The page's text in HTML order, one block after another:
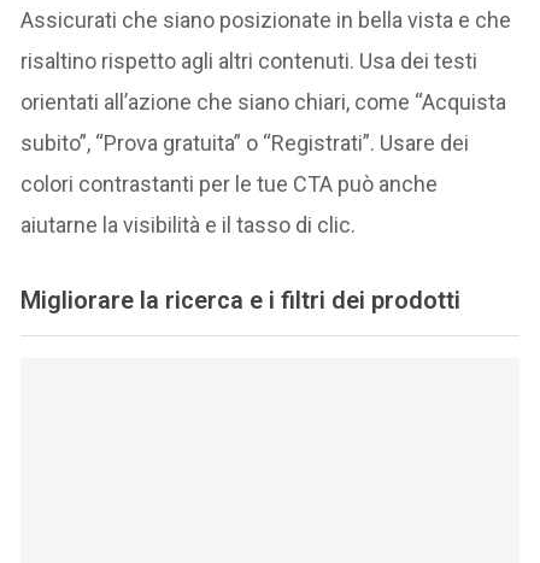
Assicurati che siano posizionate in bella vista e che
risaltino rispetto agli altri contenuti. Usa dei testi
orientati all’azione che siano chiari, come “Acquista
subito”, “Prova gratuita” o “Registrati”. Usare dei
colori contrastanti per le tue CTA può anche
aiutarne la visibilità e il tasso di clic.
Migliorare la ricerca e i filtri dei prodotti